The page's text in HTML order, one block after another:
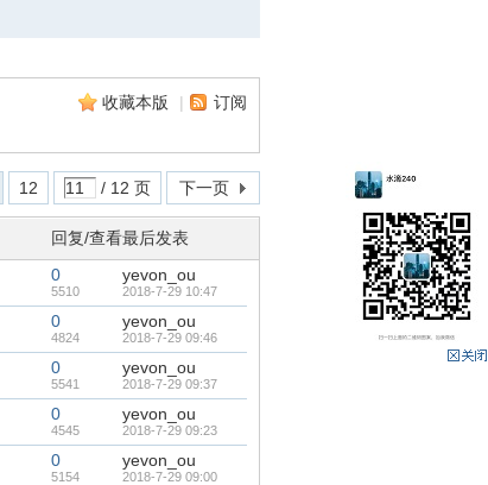
收藏本版 | 订阅
12 / 12 页 下一页
回复/查看最后发表
0
5510
yevon_ou
2018-7-29 10:47
0
4824
yevon_ou
2018-7-29 09:46
0
5541
yevon_ou
2018-7-29 09:37
0
4545
yevon_ou
2018-7-29 09:23
0
5154
yevon_ou
2018-7-29 09:00